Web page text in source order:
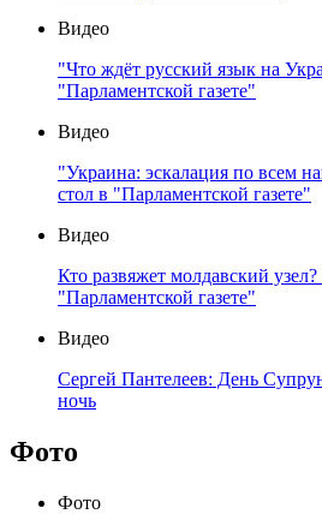
Видео
"Что ждёт русский язык на
"Парламентской газете"
Видео
"Украина: эскалация по всем
стол в "Парламентской газете"
Видео
Кто развяжет молдавский
"Парламентской газете"
Видео
Сергей Пантелеев: День
ночь
Фото
Фото